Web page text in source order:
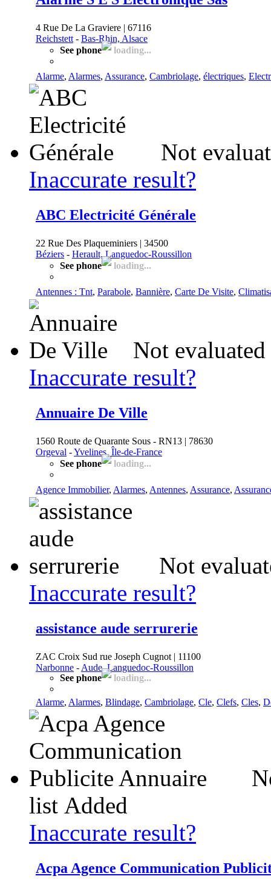
4 Rue De La Graviere | 67116
Reichstett - Bas-Rhin, Alsace
See phone
loading...
Alarme, Alarmes, Assurance, Cambriolage, électriques,
Not
Inaccurate result?
ABC Electricité Générale
22 Rue Des Plaqueminiers | 34500
Béziers - Herault, Languedoc-Roussillon
See phone
loading...
Antennes : Tnt, Parabole, Bannière, Carte De Visite,
Not
Inaccurate result?
Annuaire De Ville
1560 Route de Quarante Sous - RN13 | 78630
Orgeval -Yvelines, Île-de-France
See phone
loading...
Agence Immobilier, Alarmes, Antennes, Assurance,
Not
Inaccurate result?
assistance aude serrurerie
ZAC Croix Sud rue Joseph Cugnot | 11100
Narbonne - Aude, Languedoc-Roussillon
See phone
loading...
Alarme, Alarmes, Blindage, Cambriolage, Cle, Clefs, Cles,
list Added
Inaccurate result?
Acpa Agence Communication